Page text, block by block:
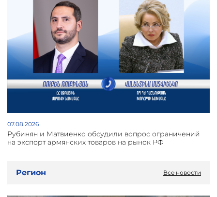
07.08.2026
Рубинян и Матвиенко обсудили вопрос ограничений
на экспорт армянских товаров на рынок РФ
Регион Все новости